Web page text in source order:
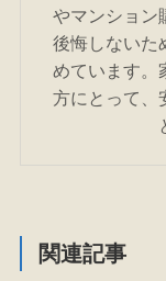
やマンション
後悔しないた
めています。
方にとって、
関連記事